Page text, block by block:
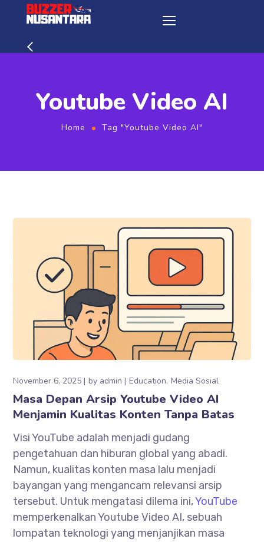
Youtube Video AI
Home Tag "Youtube Video AI"
November 6, 2025 by admin Education Media Sosial
Masa Depan Arsip Youtube Video AI
Menjamin Kualitas Konten Tanpa Batas
Visi YouTube adalah menjadi gudang
pengetahuan dan hiburan global yang abadi.
Namun, kualitas konten masa lalu menjadi
bayangan yang mengancam relevansi arsip
tersebut. Untuk mengatasi dilema ini,YouTube
memperkenalkan Youtube Video AI, sebuah
lompatan teknologi yang menjanjikan masa